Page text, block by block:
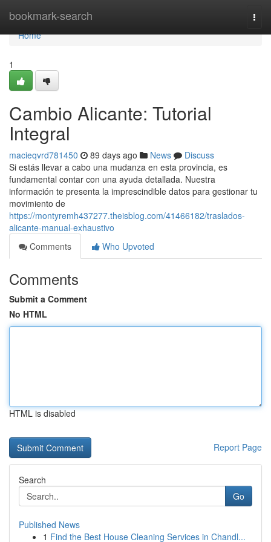
bookmark-search
Home
Home
1
Cambio Alicante: Tutorial
Integral
macieqvrd781450 89 days ago News
Discuss
Si estás llevar a cabo una mudanza en esta provincia, es
fundamental contar con una ayuda detallada. Nuestra
información te presenta la imprescindible datos para gestionar tu
movimiento de
https://montyremh437277.theisblog.com/41466182/traslados-
alicante-manual-exhaustivo
Comments
Who Upvoted
Comments
Submit a Comment
No HTML
HTML is disabled
Report Page
Search
Go
Published News
1 Find the Best House Cleaning Services in Chandl...